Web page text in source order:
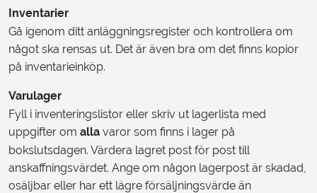
Inventarier
Gå igenom ditt anläggningsregister och kontrollera om
något ska rensas ut. Det är även bra om det finns kopior
på inventarieinköp.
Varulager
Fyll i inventeringslistor eller skriv ut lagerlista med
uppgifter om alla varor som finns i lager på
bokslutsdagen. Värdera lagret post för post till
anskaffningsvärdet. Ange om någon lagerpost är skadad,
osäljbar eller har ett lägre försäljningsvärde än